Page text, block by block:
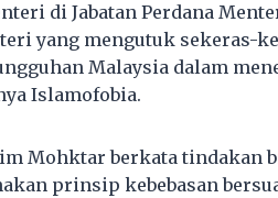
di Jabatan Perdana
yang mengutuk sekeras-
Malaysia dalam
Islamofobia.
Mohktar berkata tindakan
prinsip kebebasan